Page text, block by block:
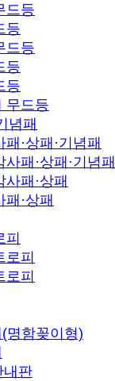
드등
등
드등
등
등
무드등
념패
패·상패·기념패
사패·상패·기념패
사패·상패
패·상패
피
로피
로피
명함꽂이형)
내판